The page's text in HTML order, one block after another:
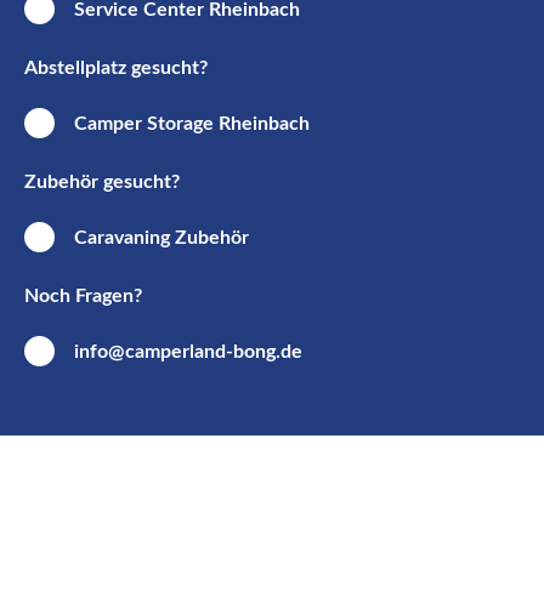
Service Center Rheinbach
Abstellplatz gesucht?
Camper Storage Rheinbach
Zubehör gesucht?
Caravaning Zubehör
Noch Fragen?
info@camperland-bong.de